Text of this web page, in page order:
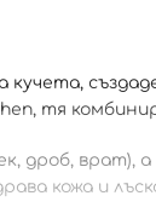
кучета,
тя
дроб,
кожа и